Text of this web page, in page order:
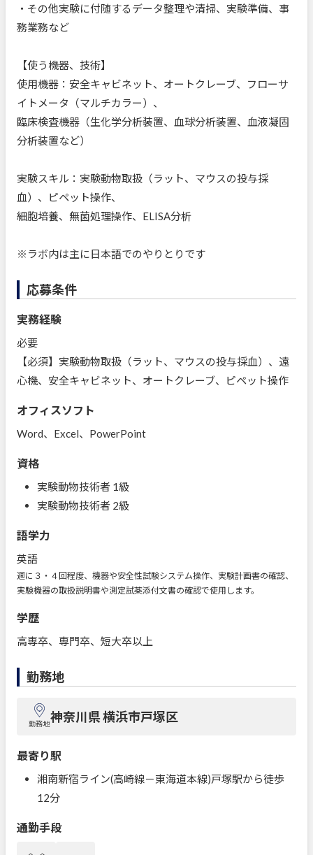
・その他実験に付随するデータ整理や清掃、実験準備、事
務業務など
【使う機器、技術】
使用機器：安全キャビネット、オートクレーブ、フローサ
イトメータ（マルチカラー）、
臨床検査機器（生化学分析装置、血球分析装置、血液凝固
分析装置など）
実験スキル：実験動物取扱（ラット、マウスの投与採
血）、ピペット操作、
細胞培養、無菌処理操作、ELISA分析
※ラボ内は主に日本語でのやりとりです
応募条件
実務経験
必要
【必須】実験動物取扱（ラット、マウスの投与採血）、遠
心機、安全キャビネット、オートクレーブ、ピペット操作
オフィスソフト
Word、Excel、PowerPoint
資格
実験動物技術者 1級
実験動物技術者 2級
語学力
英語
週に３・４回程度、機器や安全性試験システム操作、実験計画書の確認、
実験機器の取扱説明書や測定試薬添付文書の確認で使用します。
学歴
高専卒、専門卒、短大卒以上
勤務地
勤務地神奈川県 横浜市戸塚区
最寄り駅
湘南新宿ライン(高崎線－東海道本線)戸塚駅から徒歩
12分
通勤手段